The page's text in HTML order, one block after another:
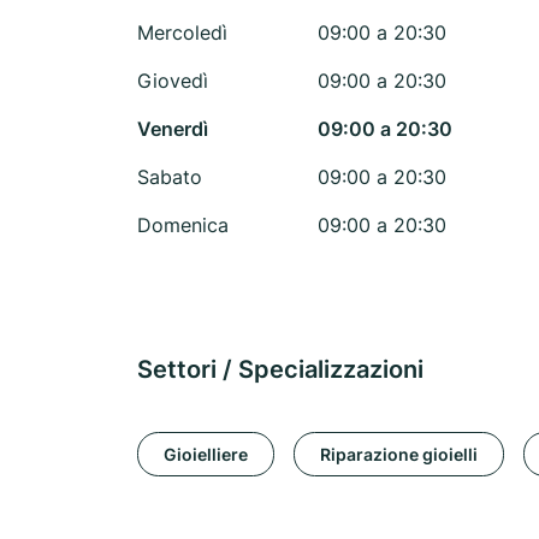
Mercoledì
09:00 a 20:30
Giovedì
09:00 a 20:30
Venerdì
09:00 a 20:30
Sabato
09:00 a 20:30
Domenica
09:00 a 20:30
Settori / Specializzazioni
Gioielliere Riparazione gioielli